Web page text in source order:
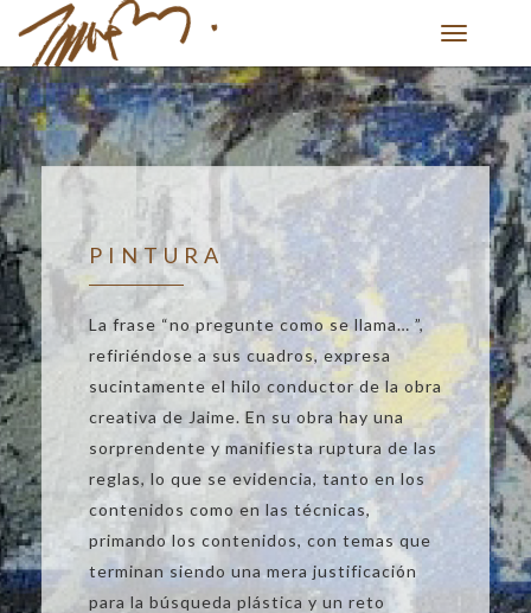
Toggle
PINTURA
La frase “no pregunte como se llama… ”,
refiriéndose a sus cuadros, expresa
sucintamente el hilo conductor de la obra
creativa de Jaime. En su obra hay una
sorprendente y manifiesta ruptura de las
reglas, lo que se evidencia, tanto en los
contenidos como en las técnicas,
primando los contenidos, con temas que
terminan siendo una mera justificación
para la búsqueda plástica y un reto